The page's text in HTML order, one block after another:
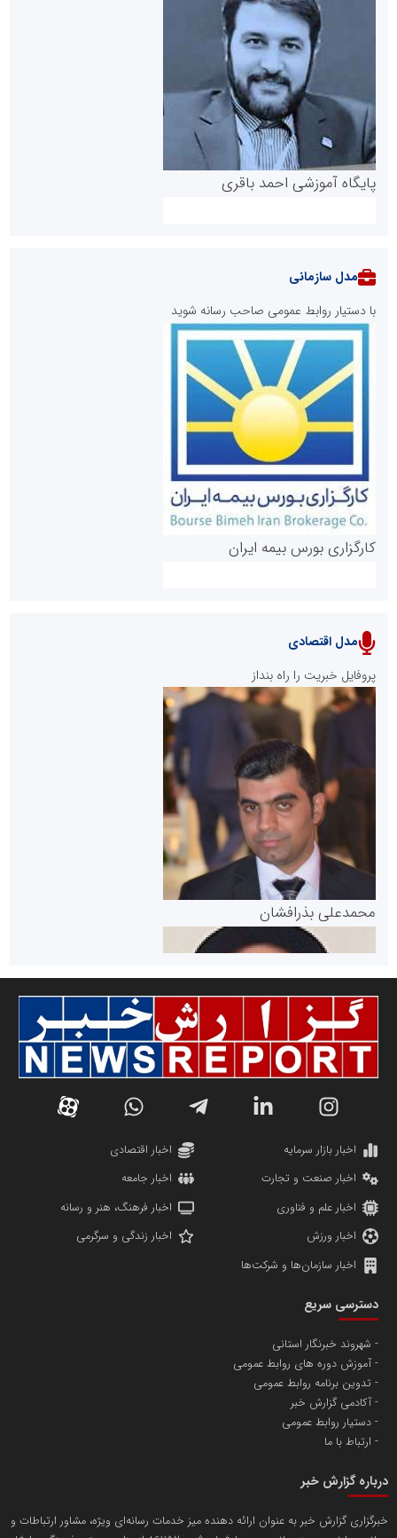
پایگاه آموزشی احمد باقری
روابط عمومی خبرگزاری گزارش خبر
پایگاه خبری نهضت ملی مسکن
پایگاه خبری گفتمان یزد
دانشگاه سئوی ایران
پایگاه اطلاع رسانی اعتلای نهادهای مردمی
مدل سازمانی
با دستیار روابط عمومی صاحب رسانه شوید
کارگزاری بورس بیمه ایران
سازمان بورس و اوراق بهادار
مرجع اخبار موثق در بازارسرمایه
سازمان صنعت،معدن و تجارت
تامین آهن اسفنجی تولیدکنندگان فولاد در کشور
مدل اقتصادی
پروفایل خبریت را راه بنداز
محمدعلی بذرافشان
مریم حاج نوروز نظری
مسعودصادقی
اخبار بازار سرمایه
اخبار اقتصادی
اخبار صنعت و تجارت
اخبار جامعه
اخبار علم و فناوری
اخبار فرهنگ، هنر و رسانه
اخبار ورزش
اخبار زندگی و سرگرمی
اخبار سازمان‌ها و شرکت‌ها
دسترسی سریع
شهروند خبرنگار استانی
آموزش دوره های روابط عمومی
تدوین برنامه روابط عمومی
آکادمی گزارش خبر
دستیار روابط عمومی
ارتباط با ما
درباره گزارش خبر
خبرگزاری گزارش خبر به عنوان ارائه دهنده میز خدمات رسانه‌ای ویژه، مشاور ارتباطات و